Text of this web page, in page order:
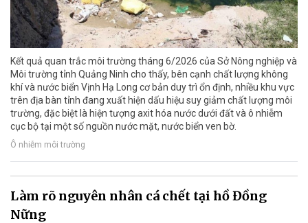
Kết quả quan trắc môi trường tháng 6/2026 của Sở Nông nghiệp và
Môi trường tỉnh Quảng Ninh cho thấy, bên cạnh chất lượng không
khí và nước biển Vịnh Hạ Long cơ bản duy trì ổn định, nhiều khu vực
trên địa bàn tỉnh đang xuất hiện dấu hiệu suy giảm chất lượng môi
trường, đặc biệt là hiện tượng axit hóa nước dưới đất và ô nhiễm
cục bộ tại một số nguồn nước mặt, nước biển ven bờ.
Ô nhiễm môi trường
Làm rõ nguyên nhân cá chết tại hồ Đồng
Nững